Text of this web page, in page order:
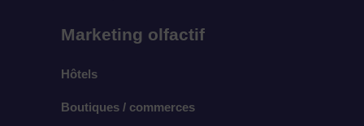
Marketing olfactif
Hôtels
Boutiques / commerces